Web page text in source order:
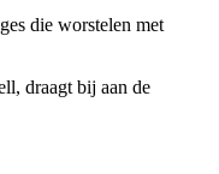
die worstelen met
draagt bij aan de